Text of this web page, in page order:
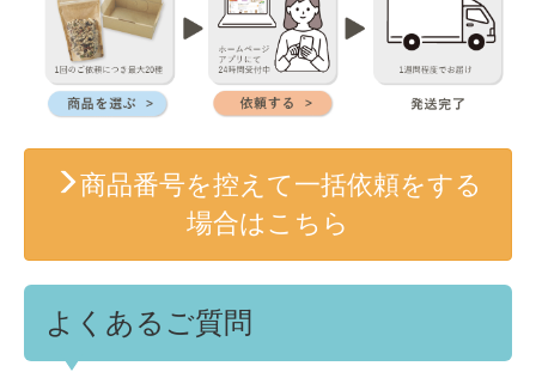
商品番号を控えて一括依頼をする
場合はこちら
よくあるご質問